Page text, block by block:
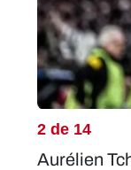
2 de 14
Aurélien